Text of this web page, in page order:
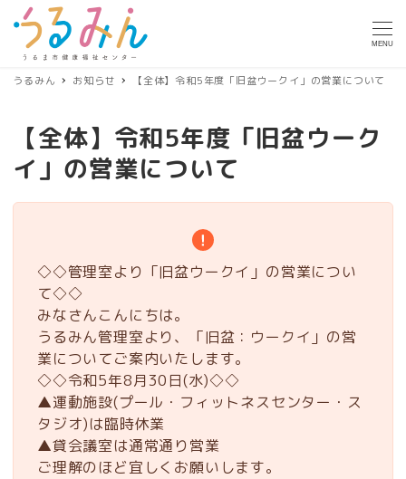
MENU
うるみん お知らせ 【全体】令和5年度「旧盆ウークイ」の営業について
【全体】令和5年度「旧盆ウーク
イ」の営業について
◇◇管理室より「旧盆ウークイ」の営業につい
て◇◇
みなさんこんにちは。
うるみん管理室より、「旧盆：ウークイ」の営
業についてご案内いたします。
◇◇令和5年8月30日(水)◇◇
▲運動施設(プール・フィットネスセンター・ス
タジオ)は臨時休業
▲貸会議室は通常通り営業
ご理解のほど宜しくお願いします。